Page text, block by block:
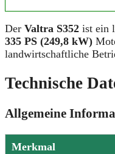
Der Valtra S352 ist ein
335 PS (249,8 kW)
landwirtschaftliche
Technische
Allgemeine
Merkmal